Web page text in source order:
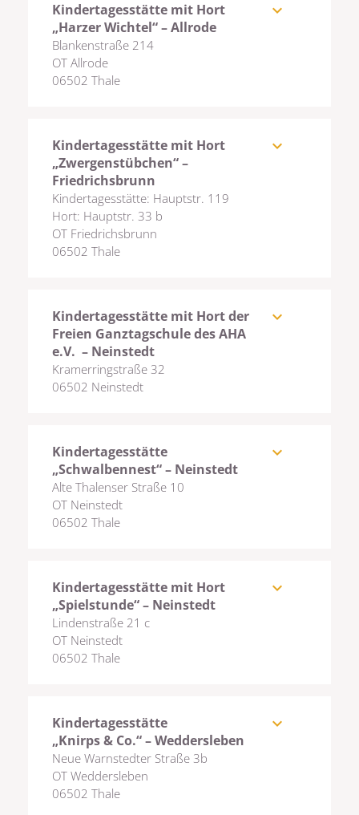
Kindertagesstätte mit Hort
„Harzer Wichtel“ – Allrode
Blankenstraße 214
OT Allrode
06502 Thale
expand_more
Kindertagesstätte mit Hort
„Zwergenstübchen“ –
Friedrichsbrunn
Kindertagesstätte: Hauptstr. 119
Hort: Hauptstr. 33 b
OT Friedrichsbrunn
06502 Thale
expand_more
Kindertagesstätte mit Hort der
Freien Ganztagschule des AHA
e.V. – Neinstedt
Kramerringstraße 32
06502 Neinstedt
expand_more
Kindertagesstätte
„Schwalbennest“ – Neinstedt
Alte Thalenser Straße 10
OT Neinstedt
06502 Thale
expand_more
Kindertagesstätte mit Hort
„Spielstunde“ – Neinstedt
Lindenstraße 21 c
OT Neinstedt
06502 Thale
expand_more
Kindertagesstätte
„Knirps & Co.“ – Weddersleben
Neue Warnstedter Straße 3b
OT Weddersleben
06502 Thale
expand_more